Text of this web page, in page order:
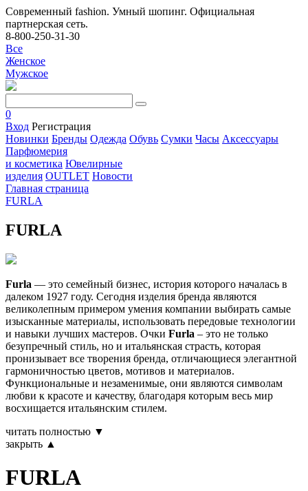
Современный fashion. Умный шопинг. Официальная
партнерская сеть.
8-800-250-31-30
Все
Женское
Мужское
0
Вход Регистрация
Новинки Бренды Одежда Обувь Сумки Часы Аксессуары
Парфюмерия
и косметика Ювелирные
изделия OUTLET Новости
Главная страница
FURLA
FURLA
Furla — это семейный бизнес, история которого началась в
далеком 1927 году. Сегодня изделия бренда являются
великолепным примером умения компании выбирать самые
изысканные материалы, использовать передовые технологии
и навыки лучших мастеров. Очки Furla – это не только
безупречный стиль, но и итальянская страсть, которая
пронизывает все творения бренда, отличающиеся элегантной
гармоничностью цветов, мотивов и материалов.
Функциональные и незаменимые, они являются символам
любви к красоте и качеству, благодаря которым весь мир
восхищается итальянским стилем.
читать полностью ▼
закрыть ▲
FURLA